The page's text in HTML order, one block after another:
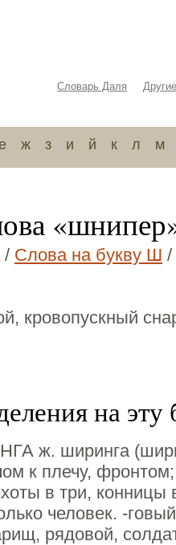
Словарь Даля
ж з и й к л м
/ Слова на букву Ш /
кровопускный
на эту
ж. ширинга
к плечу,
в три, конницы
человек. -
рядовой,